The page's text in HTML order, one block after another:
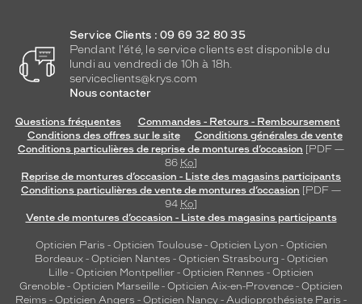
Service Clients : 09 69 32 80 35
Pendant l'été, le service clients est disponible du
lundi au vendredi de 10h à 18h.
serviceclients@krys.com
Nous contacter
Questions fréquentes
Commandes - Retours - Remboursement
Conditions des offres sur le site
Conditions générales de vente
Conditions particulières de reprise de montures d’occasion [PDF —
86 Ko]
Reprise de montures d’occasion - Liste des magasins participants
Conditions particulières de vente de montures d’occasion [PDF —
94 Ko]
Vente de montures d’occasion - Liste des magasins participants
Opticien Paris - Opticien Toulouse- Opticien Lyon - Opticien
Bordeaux- Opticien Nantes - Opticien Strasbourg - Opticien
Lille - Opticien Montpellier - Opticien Rennes - Opticien
Grenoble - Opticien Marseille - Opticien Aix-en-Provence - Opticien
Reims - Opticien Angers - Opticien Nancy - Audioprothésiste Paris -